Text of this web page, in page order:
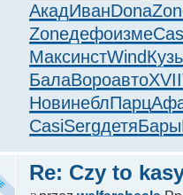
АкадИванDona
Zoneдефоизме
МаксинстWindКузь
БалаВороавтоXVII
НовинеблПарц
CasiSergдетяБары
Re: Czy to